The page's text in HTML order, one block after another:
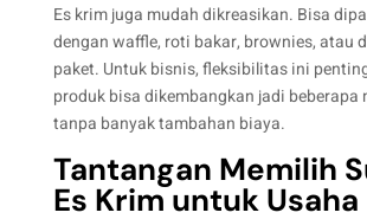
Es krim juga mudah dikreasikan. Bisa
dengan waffle, roti bakar, brownies, atau
paket. Untuk bisnis, fleksibilitas ini
produk bisa dikembangkan jadi beberapa
tanpa banyak tambahan biaya.
Tantangan Memilih
Es Krim untuk Usaha